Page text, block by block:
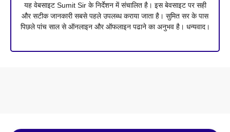
यह वेबसाइट Sumit Sir के निर्देशन में संचालित है। इस बेवसाइट पर सही
और सटीक जानकारी सबसे पहले उपलब्ध कराया जाता है। सुमित सर के पास
पिछले पांच साल से ऑनलाइन और ऑफलाइन पढाने का अनुभव है। धन्यवाद।